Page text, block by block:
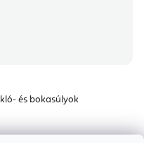
és bokasúlyok